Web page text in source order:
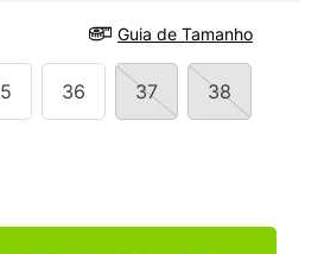
Guia de Tamanho
36 37 38